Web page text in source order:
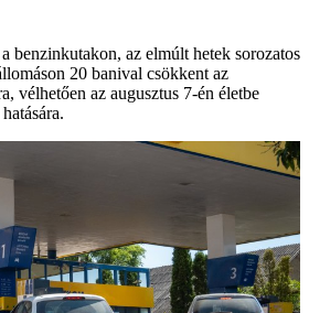
benzinkutakon, az elmúlt hetek sorozatos
20 banival csökkent az
vélhetően az augusztus 7-én életbe